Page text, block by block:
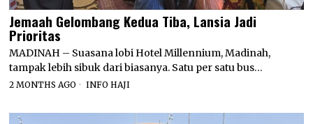
Jemaah Gelombang Kedua Tiba, Lansia Jadi
Prioritas
MADINAH – Suasana lobi Hotel Millennium, Madinah,
tampak lebih sibuk dari biasanya. Satu per satu bus…
2 MONTHS AGO INFO HAJI